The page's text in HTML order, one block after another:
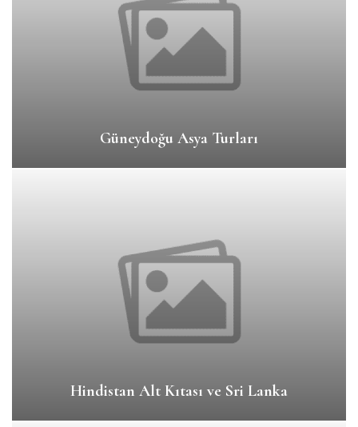
Güneydoğu Asya Turları
Hindistan Alt Kıtası ve Sri Lanka